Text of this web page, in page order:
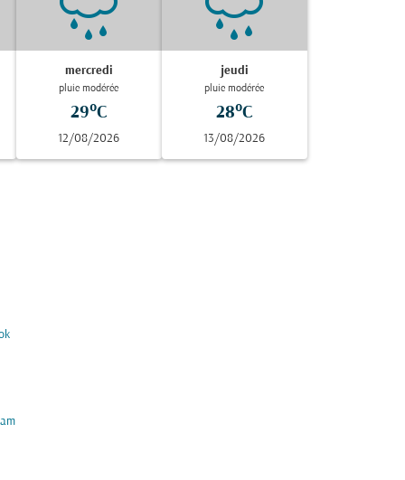
mercredi
pluie modérée
29°C
12/08/2026
jeudi
pluie modérée
28°C
13/08/2026